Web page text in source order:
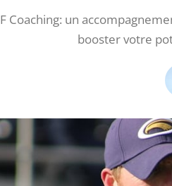
Coaching: un
booster votre